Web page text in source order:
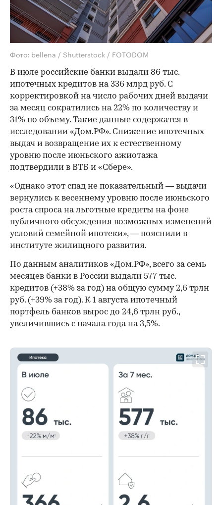
Фото: bellena / Shutterstock / FOTODOM
В июле российские банки выдали 86 тыс.
ипотечных кредитов на 336 млрд руб. С
корректировкой на число рабочих дней выдачи
за месяц сократились на 22% по количеству и
31% по объему. Такие данные содержатся в
исследовании «Дом.РФ». Снижение ипотечных
выдач и возвращение их к естественному
уровню после июньского ажиотажа
подтвердили в ВТБ и «Сбере».
«Однако этот спад не показательный — выдачи
вернулись к весеннему уровню после июньского
роста спроса на льготные кредиты на фоне
публичного обсуждения возможных изменений
условий семейной ипотеки», — пояснили в
институте жилищного развития.
По данным аналитиков «Дом.РФ», всего за семь
месяцев банки в России выдали 577 тыс.
кредитов (+38% за год) на общую сумму 2,6 трлн
руб. (+39% за год). К 1 августа ипотечный
портфель банков вырос до 24,6 трлн руб.,
увеличившись с начала года на 3,5%.